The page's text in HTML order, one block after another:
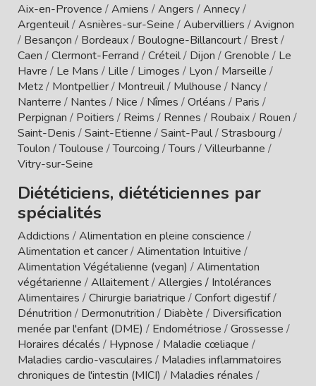
Aix-en-Provence /Amiens /Angers /Annecy/
Argenteuil/Asnières-sur-Seine /Aubervilliers /Avignon
/ Besançon / Bordeaux/ Boulogne-Billancourt/ Brest/
Caen /Clermont-Ferrand /Créteil/ Dijon /Grenoble / Le
Havre / Le Mans / Lille / Limoges / Lyon / Marseille /
Metz/ Montpellier/ Montreuil/ Mulhouse / Nancy/
Nanterre / Nantes / Nice / Nîmes /Orléans / Paris /
Perpignan / Poitiers / Reims / Rennes / Roubaix/ Rouen /
Saint-Denis /Saint-Etienne /Saint-Paul/Strasbourg /
Toulon /Toulouse /Tourcoing /Tours /Villeurbanne /
Vitry-sur-Seine
Diététiciens, diététiciennes par
spécialités
Addictions /Alimentation en pleine conscience /
Alimentation et cancer/Alimentation Intuitive /
Alimentation Végétalienne (vegan) /Alimentation
végétarienne /Allaitement/Allergies / Intolérances
Alimentaires /Chirurgie bariatrique /Confort digestif/
Dénutrition / Dermonutrition / Diabète / Diversification
menée par l'enfant (DME) / Endométriose /Grossesse /
Horaires décalés / Hypnose / Maladie cœliaque /
Maladies cardio-vasculaires / Maladies inflammatoires
chroniques de l'intestin (MICI) / Maladies rénales /